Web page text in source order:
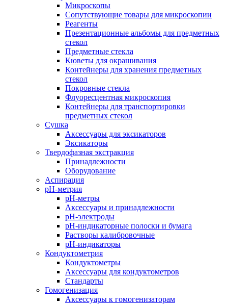
Микроскопы
Сопутствующие товары для микроскопии
Реагенты
Презентационные альбомы для предметных
стекол
Предметные стекла
Кюветы для окрашивания
Контейнеры для хранения предметных
стекол
Покровные стекла
Флуоресцентная микроскопия
Контейнеры для транспортировки
предметных стекол
Сушка
Аксессуары для эксикаторов
Эксикаторы
Твердофазная экстракция
Принадлежности
Оборудование
Аспирация
pH-метрия
pH-метры
Аксессуары и принадлежности
pH-электроды
pH-индикаторные полоски и бумага
Растворы калибровочные
pH-индикаторы
Кондуктометрия
Кондуктометры
Аксессуары для кондуктометров
Стандарты
Гомогенизация
Аксессуары к гомогенизаторам